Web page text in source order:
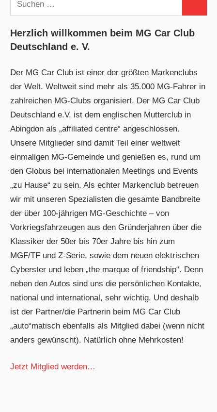
nach:
Herzlich willkommen beim MG Car Club
Deutschland e. V.
Der MG Car Club ist einer der größten Markenclubs
der Welt. Weltweit sind mehr als 35.000 MG-Fahrer in
zahlreichen MG-Clubs organisiert. Der MG Car Club
Deutschland e.V. ist dem englischen Mutterclub in
Abingdon als „affiliated centre“ angeschlossen.
Unsere Mitglieder sind damit Teil einer weltweit
einmaligen MG-Gemeinde und genießen es, rund um
den Globus bei internationalen Meetings und Events
„zu Hause“ zu sein. Als echter Markenclub betreuen
wir mit unseren Spezialisten die gesamte Bandbreite
der über 100-jährigen MG-Geschichte – von
Vorkriegsfahrzeugen aus den Gründerjahren über die
Klassiker der 50er bis 70er Jahre bis hin zum
MGF/TF und Z-Serie, sowie dem neuen elektrischen
Cyberster und leben „the marque of friendship“. Denn
neben den Autos sind uns die persönlichen Kontakte,
national und international, sehr wichtig. Und deshalb
ist der Partner/die Partnerin beim MG Car Club
„auto“matisch ebenfalls als Mitglied dabei (wenn nicht
anders gewünscht). Natürlich ohne Mehrkosten!
Jetzt Mitglied werden…